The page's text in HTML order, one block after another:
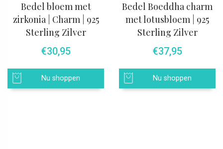
Bedel bloem met
zirkonia | Charm | 925
Sterling Zilver
€30,95
Nu shoppen
Bedel Boeddha charm
met lotusbloem | 925
Sterling Zilver
€37,95
Nu shoppen